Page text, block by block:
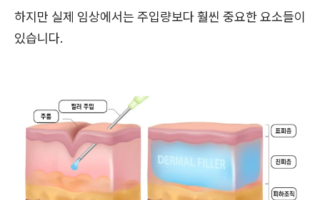
하지만 실제 임상에서는 주입량보다 훨씬 중요한 요소들이
있습니다.